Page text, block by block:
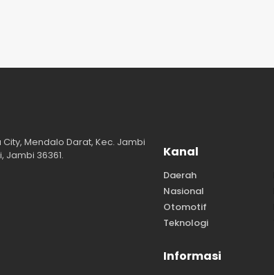
Mendalo Darat, Kec. Jambi
Jambi 36361.
Kanal
Daerah
Nasional
Otomotif
Teknologi
Informasi